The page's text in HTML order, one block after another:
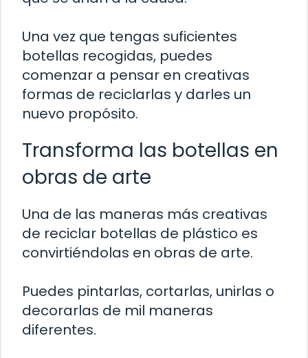
Una vez que tengas suficientes
botellas recogidas, puedes
comenzar a pensar en creativas
formas de reciclarlas y darles un
nuevo propósito.
Transforma las botellas en
obras de arte
Una de las maneras más creativas
de reciclar botellas de plástico es
convirtiéndolas en obras de arte.
Puedes pintarlas, cortarlas, unirlas o
decorarlas de mil maneras
diferentes.